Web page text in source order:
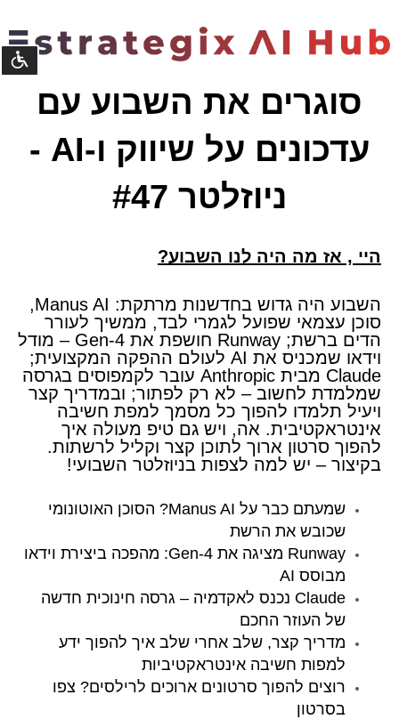
סוגרים את השבוע עם
עדכונים על שיווק ו-AI -
ניוזלטר #47
​היי , אז מה היה לנו השבוע?
השבוע היה גדוש בחדשנות מרתקת: Manus AI,
סוכן עצמאי שפועל לגמרי לבד, ממשיך לעורר
הדים ברשת; Runway חושפת את Gen-4 – מודל
וידאו שמכניס את AI לעולם ההפקה המקצועית;
Claude מבית Anthropic עובר לקמפוסים בגרסה
שמלמדת לחשוב – לא רק לפתור; ובמדריך קצר
ויעיל תלמדו להפוך כל מסמך למפת חשיבה
אינטראקטיבית. אה, ויש גם טיפ מעולה איך
להפוך סרטון ארוך לתוכן קצר וקליל לרשתות.
בקיצור – יש למה לצפות בניוזלטר השבועי!
שמעתם כבר על Manus AI? הסוכן האוטונומי
שכובש את הרשת
Runway מציגה את Gen-4: מהפכה ביצירת וידאו
מבוסס AI
Claude נכנס לאקדמיה – גרסה חינוכית חדשה
של העוזר החכם
מדריך קצר, שלב אחרי שלב איך להפוך ידע
למפות חשיבה אינטראקטיביות
רוצים להפוך סרטונים ארוכים לרילסים? צפו
בסרטון